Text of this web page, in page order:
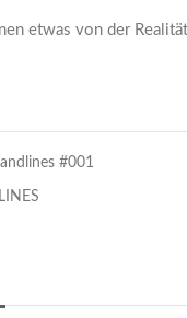
etwas von der
#001